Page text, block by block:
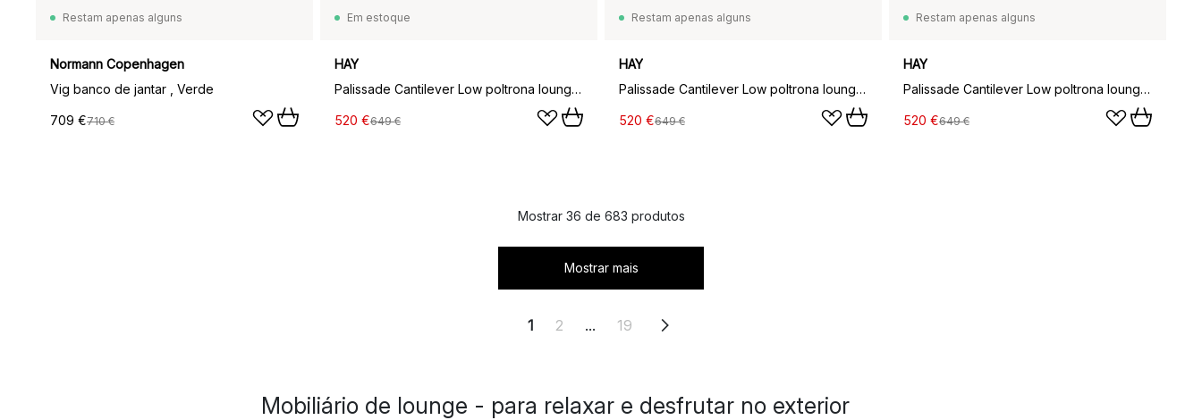
Restam apenas alguns
Normann Copenhagen
Vig banco de jantar , Verde
709 €710 €
Em estoque
HAY
Palissade Cantilever Low poltrona lounge, Antracite
520 €649 €
Restam apenas alguns
HAY
Palissade Cantilever Low poltrona lounge, Creme branco
520 €649 €
Restam apenas alguns
HAY
Palissade Cantilever Low poltrona lounge, Vermelho ferro
520 €649 €
Mostrar 36 de 683 produtos
Mostrar mais
1 2 ... 19
Mobiliário de lounge - para relaxar e desfrutar no exterior